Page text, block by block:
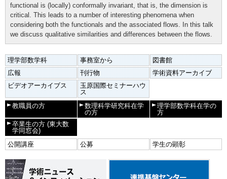
functional is (locally) conformally invariant, that is, the dimension is
critical. This leads to a number of interesting phenomena when
considering both the functionals and the associated flows. In this talk
we discuss qualitative similarities and differences between the flows.
理学部数学科 事務室から
図書館
広報
刊行物
学術資料アーカイブ
ビデオアーカイブス
玉原国際セミナーハウ
ス
教職員の方
数理科学研究科在学
の方
理学部数学科在学の
方
卒業生の方 (東大数
学同窓会)
公開講座
公募 学生の顕彰